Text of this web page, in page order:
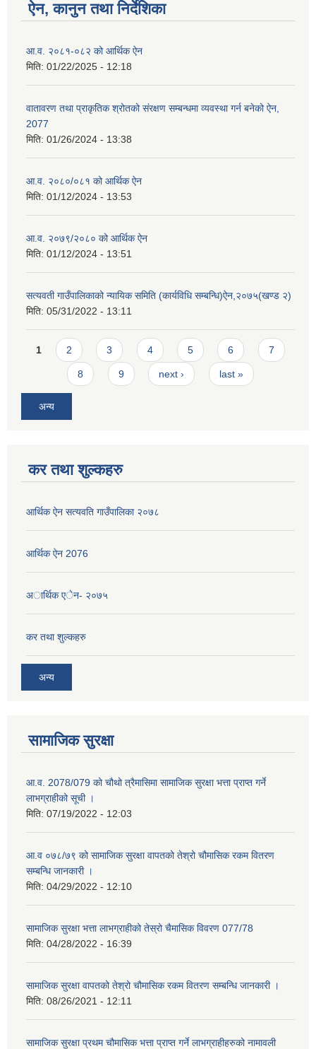
ऐन, कानुन तथा निर्देशिका
आ.व. २०८१-०८२ को आर्थिक ऐन
मिति: 01/22/2025 - 12:18
वातावरण तथा प्राकृतिक श्रोतको संरक्षण सम्बन्धमा व्यवस्था गर्न बनेको ऐन,
2077
मिति: 01/26/2024 - 13:38
आ.व. २०८०/०८१ को आर्थिक ऐन
मिति: 01/12/2024 - 13:53
आ.व. २०७९/२०८० को आर्थिक ऐन
मिति: 01/12/2024 - 13:51
सत्यवती गाउँपालिकाको न्यायिक समिति (कार्यविधि सम्बन्धि)ऐन,२०७५(खण्ड २)
मिति: 05/31/2022 - 13:11
Pages
1 2 3 4 5 6 7
8 9 next › last »
अन्य
कर तथा शुल्कहरु
आर्थिक ऐन सत्यवति गाउँपालिका २०७८
आर्थिक ऐन 2076
अार्थिक एेन- २०७५
कर तथा शुल्कहरु
अन्य
सामाजिक सुरक्षा
आ.व. 2078/079 को चौथो त्रैमासिमा सामाजिक सुरक्षा भत्ता प्राप्त गर्ने
लाभग्राहीको सूची ।
मिति: 07/19/2022 - 12:03
आ.व ०७८/७९ को सामाजिक सुरक्षा वापतको तेश्रो चौमासिक रकम वितरण
सम्बन्धि जानकारी ।
मिति: 04/29/2022 - 12:10
सामाजिक सुरक्षा भत्ता लाभग्राहीको तेस्रो चैमासिक विवरण 077/78
मिति: 04/28/2022 - 16:39
सामाजिक सुरक्षा वापतको तेश्रो चौमासिक रकम वितरण सम्बन्धि जानकारी ।
मिति: 08/26/2021 - 12:11
सामाजिक सुरक्षा प्रथम चौमासिक भत्ता प्राप्त गर्ने लाभग्राहीहरुको नामावली